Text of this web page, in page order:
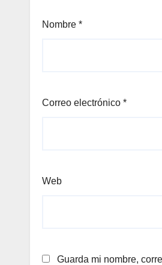
Nombre *
Correo electrónico *
Web
Guarda mi nombre,